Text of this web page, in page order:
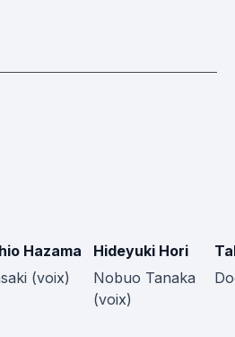
Hazama
(voix)
Hideyuki Hori
Nobuo Tanaka
(voix)